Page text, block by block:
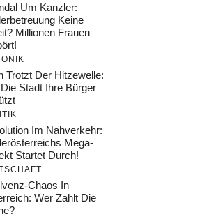
Um Kanzler:
Keine
Millionen Frauen
Trotzt Der Hitzewelle:
Stadt Ihre Bürger
Im Nahverkehr:
Mega-
Startet Durch!
Chaos In
Wer Zahlt Die